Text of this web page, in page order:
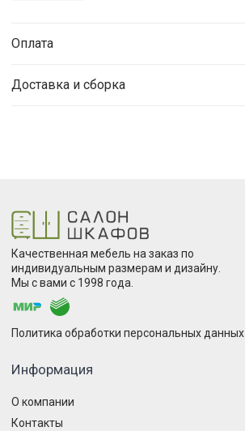
Оплата
Доставка и сборка
Качественная мебель на заказ по
индивидуальным размерам и дизайну.
Мы с вами с 1998 года.
Политика обработки персональных данных
Информация
О компании
Контакты